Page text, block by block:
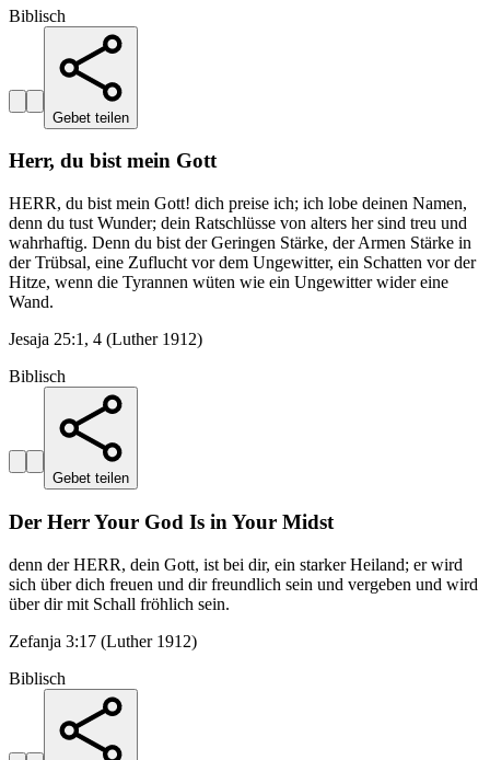
Biblisch
Gebet teilen
Herr, du bist mein Gott
HERR, du bist mein Gott! dich preise ich; ich lobe deinen Namen,
denn du tust Wunder; dein Ratschlüsse von alters her sind treu und
wahrhaftig. Denn du bist der Geringen Stärke, der Armen Stärke in
der Trübsal, eine Zuflucht vor dem Ungewitter, ein Schatten vor der
Hitze, wenn die Tyrannen wüten wie ein Ungewitter wider eine
Wand.
Jesaja 25:1, 4 (Luther 1912)
Biblisch
Gebet teilen
Der Herr Your God Is in Your Midst
denn der HERR, dein Gott, ist bei dir, ein starker Heiland; er wird
sich über dich freuen und dir freundlich sein und vergeben und wird
über dir mit Schall fröhlich sein.
Zefanja 3:17 (Luther 1912)
Biblisch